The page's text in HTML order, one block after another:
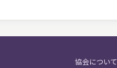
協会について